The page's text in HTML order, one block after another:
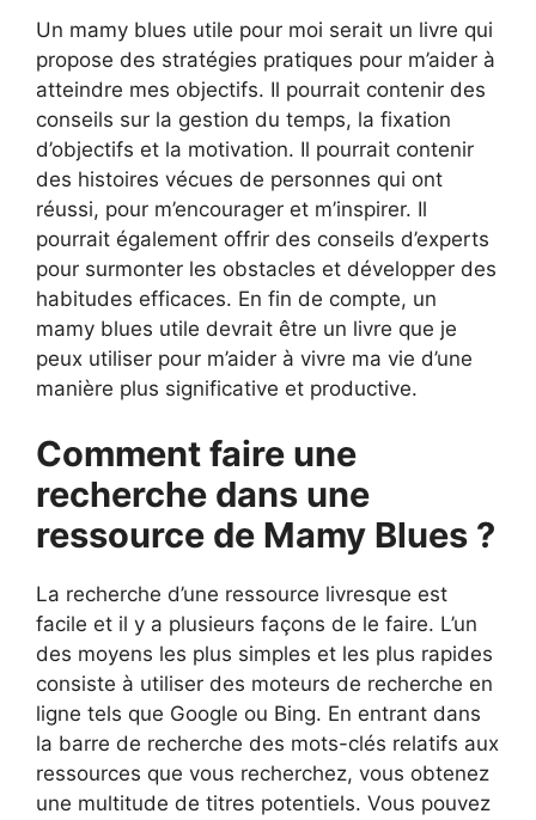
Un mamy blues utile pour moi serait un livre qui
propose des stratégies pratiques pour m’aider à
atteindre mes objectifs. Il pourrait contenir des
conseils sur la gestion du temps, la fixation
d’objectifs et la motivation. Il pourrait contenir
des histoires vécues de personnes qui ont
réussi, pour m’encourager et m’inspirer. Il
pourrait également offrir des conseils d’experts
pour surmonter les obstacles et développer des
habitudes efficaces. En fin de compte, un
mamy blues utile devrait être un livre que je
peux utiliser pour m’aider à vivre ma vie d’une
manière plus significative et productive.
Comment faire une
recherche dans une
ressource de Mamy Blues ?
La recherche d’une ressource livresque est
facile et il y a plusieurs façons de le faire. L’un
des moyens les plus simples et les plus rapides
consiste à utiliser des moteurs de recherche en
ligne tels que Google ou Bing. En entrant dans
la barre de recherche des mots-clés relatifs aux
ressources que vous recherchez, vous obtenez
une multitude de titres potentiels. Vous pouvez